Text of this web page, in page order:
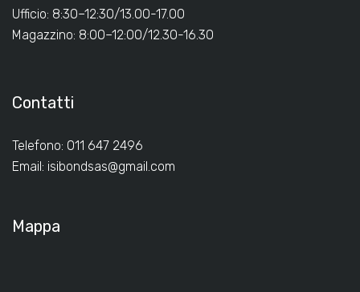
Ufficio: 8:30–12:30/13.00-17.00
Magazzino: 8:00–12:00/12.30-16.30
Contatti
Telefono: 011 647 2496
Email: isibondsas@gmail.com
Mappa